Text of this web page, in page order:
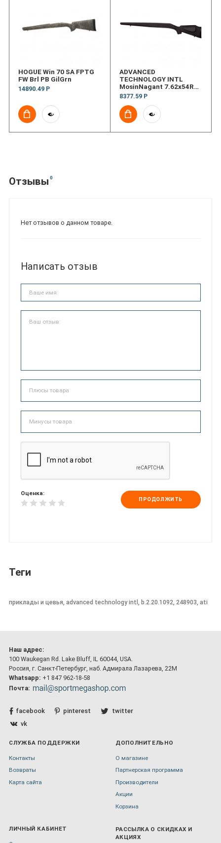
HOGUE Win 70 SA FPTG
FW Brl PB GilGrn
14890.49 Р
ADVANCED
TECHNOLOGY INTL
MosinNagant 7.62x54R
MontCrlo Stk
8377.59 Р
Отзывы 0
Нет отзывов о данном товаре.
Написать отзыв
Оценка:
ПРОДОЛЖИТЬ
Теги
приклады и цевья, advanced technology intl, b.2.20.1092, 248903, ati
Наш адрес:
100 Waukegan Rd. Lake Bluff, IL 60044, USA.
Россия, г. Санкт-Петербург, наб. Адмирала Лазарева, 22М
Whatsapp: +1 847 962-18-58
Почта:
facebook pinterest
twitter
vk
СЛУЖБА ПОДДЕРЖКИ
Контакты
Возвраты
Карта сайта
ДОПОЛНИТЕЛЬНО
О магазине
Партнерская программа
Производители
Акции
Корзина
ЛИЧНЫЙ КАБИНЕТ
РАССЫЛКА О СКИДКАХ И
АКЦИЯХ